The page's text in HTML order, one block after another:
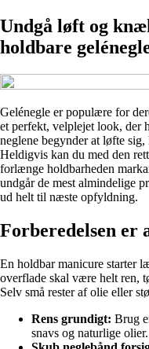
Undgå løft og
holdbare
Gelénegle er populære for
et perfekt, velplejet look, der
neglene begynder at løfte
Heldigvis kan du med den
forlænge holdbarheden
undgår de mest almindelige
ud helt til næste opfyldning.
Forberedelsen er
En holdbar manicure starter
overflade skal være helt ren,
Selv små rester af olie eller
Rens grundigt: Brug
snavs og naturlige olier.